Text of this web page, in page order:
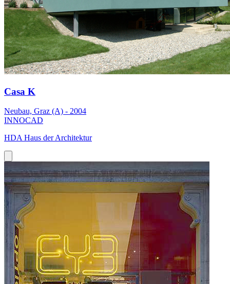
Casa K
Neubau, Graz (A) - 2004
INNOCAD
HDA Haus der Architektur